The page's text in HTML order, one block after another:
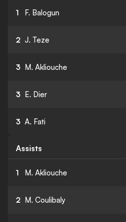
1 F. Balogun
2 J. Teze
3 M. Akliouche
3 E. Dier
3 A. Fati
Assists
1 M. Akliouche
2 M. Coulibaly